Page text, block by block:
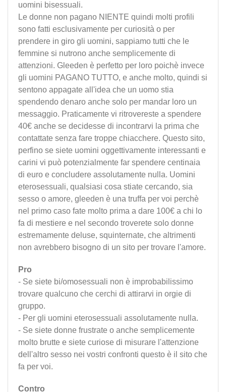
uomini bisessuali.
Le donne non pagano NIENTE quindi molti profili
sono fatti esclusivamente per curiosità o per
prendere in giro gli uomini, sappiamo tutti che le
femmine si nutrono anche semplicemente di
attenzioni. Gleeden è perfetto per loro poichè invece
gli uomini PAGANO TUTTO, e anche molto, quindi si
sentono appagate all'idea che un uomo stia
spendendo denaro anche solo per mandar loro un
messaggio. Praticamente vi ritrovereste a spendere
40€ anche se decidesse di incontrarvi la prima che
contattate senza fare troppe chiacchere. Questo sito,
perfino se siete uomini oggettivamente interessanti e
carini vi può potenzialmente far spendere centinaia
di euro e concludere assolutamente nulla. Uomini
eterosessuali, qualsiasi cosa stiate cercando, sia
sesso o amore, gleeden è una truffa per voi perchè
nel primo caso fate molto prima a dare 100€ a chi lo
fa di mestiere e nel secondo troverete solo donne
estremamente deluse, squinternate, che altrimenti
non avrebbero bisogno di un sito per trovare l'amore.
Pro
- Se siete bi/omosessuali non è improbabilissimo
trovare qualcuno che cerchi di attirarvi in orgie di
gruppo.
- Per gli uomini eterosessuali assolutamente nulla.
- Se siete donne frustrate o anche semplicemente
molto brutte e siete curiose di misurare l'attenzione
dell'altro sesso nei vostri confronti questo è il sito che
fa per voi.
Contro